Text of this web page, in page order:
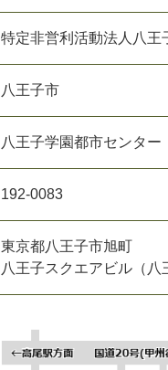
特定非営利活動法人八王
八王子市
八王子学園都市センタ
192-0083
東京都八王子市旭町
八王子スクエアビル（